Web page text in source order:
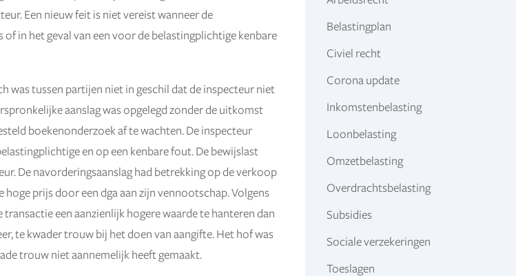
Een nieuw feit is niet vereist wanneer de
in het geval van een voor de belastingplichtige kenbare
was tussen partijen niet in geschil dat de inspecteur niet
aanslag was opgelegd zonder de uitkomst
boekenonderzoek af te wachten. De inspecteur
en op een kenbare fout. De bewijslast
De navorderingsaanslag had betrekking op de verkoop
hoge prijs door een dga aan zijn vennootschap. Volgens
transactie een aanzienlijk hogere waarde te hanteren dan
te kwader trouw bij het doen van aangifte. Het hof was
trouw niet aannemelijk heeft gemaakt.
Belastingplan
Civiel recht
Corona update
Inkomstenbelasting
Loonbelasting
Omzetbelasting
Overdrachtsbelasting
Subsidies
Sociale verzekeringen
Toeslagen